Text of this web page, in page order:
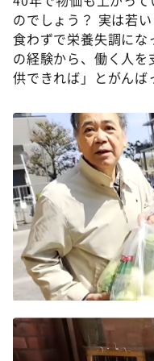
のでしょう？ 実は若
食わずで栄養失調にな
の経験から、働く人
供できれば」とがんば